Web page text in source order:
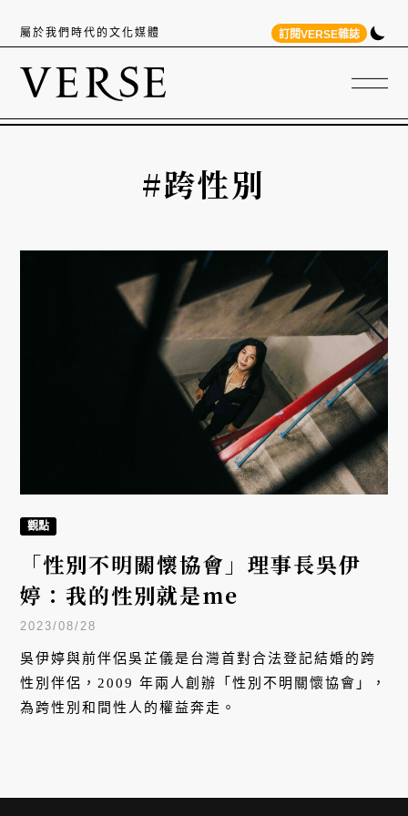
屬於我們時代的文化媒體 訂閱VERSE雜誌
#跨性別
觀點
「性別不明關懷協會」理事長吳伊
婷：我的性別就是me
2023/08/28
吳伊婷與前伴侶吳芷儀是台灣首對合法登記結婚的跨
性別伴侶，2009 年兩人創辦「性別不明關懷協會」，
為跨性別和間性人的權益奔走。